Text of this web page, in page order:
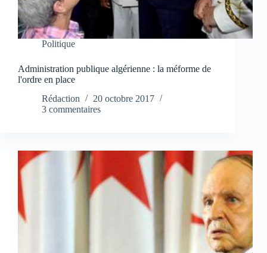
Politique
Administration publique algérienne : la méforme de
l'ordre en place
Rédaction
20 octobre 2017
3 commentaires